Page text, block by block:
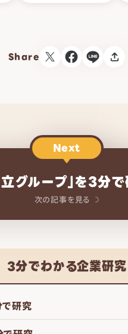
Share
Next
立グループ」を3分
次の記事を見る
3分でわかる企業研究
で研究